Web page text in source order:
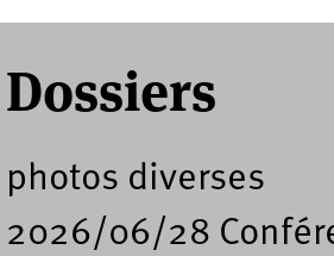
Dossiers
photos diverses
2026/06/28